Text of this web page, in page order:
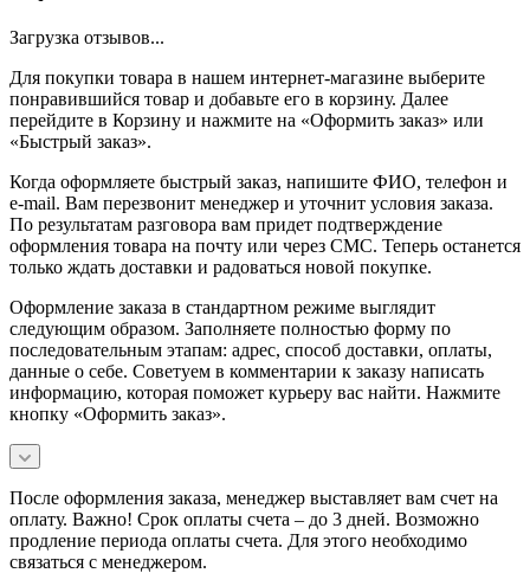
Загрузка отзывов...
Для покупки товара в нашем интернет-магазине выберите
понравившийся товар и добавьте его в корзину. Далее
перейдите в Корзину и нажмите на «Оформить заказ» или
«Быстрый заказ».
Когда оформляете быстрый заказ, напишите ФИО, телефон и
e-mail. Вам перезвонит менеджер и уточнит условия заказа.
По результатам разговора вам придет подтверждение
оформления товара на почту или через СМС. Теперь останется
только ждать доставки и радоваться новой покупке.
Оформление заказа в стандартном режиме выглядит
следующим образом. Заполняете полностью форму по
последовательным этапам: адрес, способ доставки, оплаты,
данные о себе. Советуем в комментарии к заказу написать
информацию, которая поможет курьеру вас найти. Нажмите
кнопку «Оформить заказ».
После оформления заказа, менеджер выставляет вам счет на
оплату. Важно! Срок оплаты счета – до 3 дней. Возможно
продление периода оплаты счета. Для этого необходимо
связаться с менеджером.